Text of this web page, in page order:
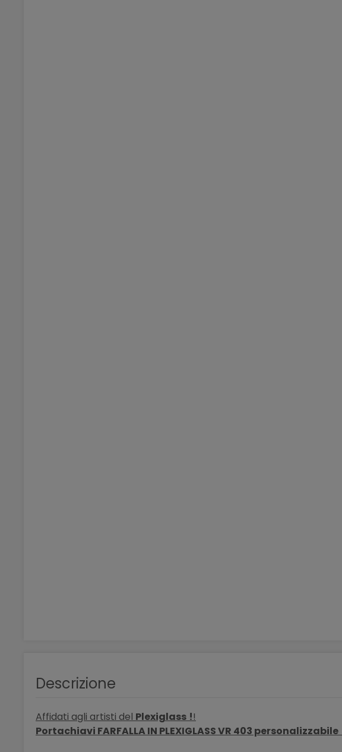
Descrizione
Affidati agli artisti del Plexiglass !!
Portachiavi FARFALLA IN PLEXIGLASS VR 403 personalizzabile